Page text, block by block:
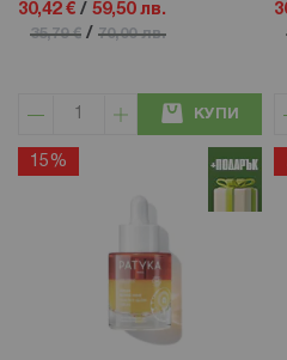
30,42 € / 59,50 лв.
35,79 € / 70,00 лв.
КУПИ
15%